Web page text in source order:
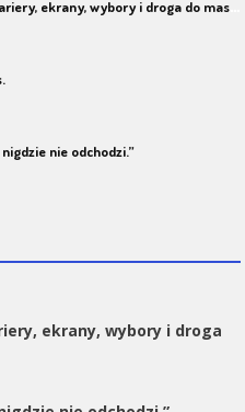
nie odchodzi.”
ekrany, wybory i droga